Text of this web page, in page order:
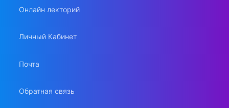
Онлайн лекторий
Личный Кабинет
Почта
Обратная связь